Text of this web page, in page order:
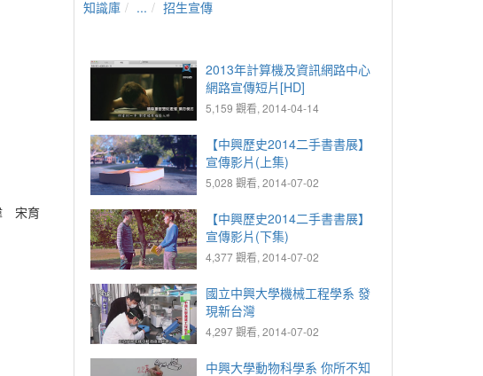
宋育
知識庫 ... 招生宣傳
2013年計算機及資訊網路中心
網路宣傳短片[HD]
5,159 觀看, 2014-04-14
【中興歷史2014二手書書展】
宣傳影片(上集)
5,028 觀看, 2014-07-02
【中興歷史2014二手書書展】
宣傳影片(下集)
4,377 觀看, 2014-07-02
國立中興大學機械工程學系 發
現新台灣
4,297 觀看, 2014-07-02
中興大學動物科學系 你所不知